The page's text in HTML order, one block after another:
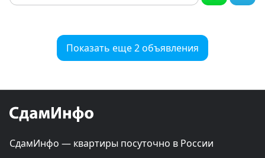
Показать еще 2 объявления
СдамИнфо — квартиры посуточно в России